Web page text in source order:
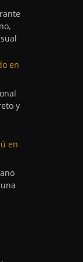
en
y
en